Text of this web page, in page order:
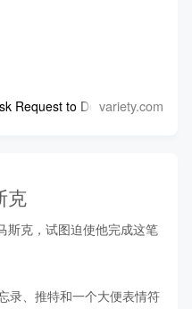
Request to Delay Twitter's
variety.com
克
斯克，试图迫使他完成这笔
录、推特和一个大便表情符